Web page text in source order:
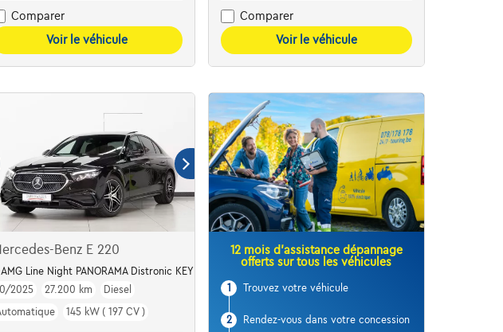
Comparer
Voir le véhicule
Comparer
Voir le véhicule
Garantie *
Benz E 220
Line Night PANORAMA Distronic KEYLESS
2025
27.200 km
Diesel
145 kW ( 197 CV )
12 mois d’assistance dépannage
offerts sur tous les véhicules
1 Trouvez votre véhicule
2 Rendez-vous dans votre concession